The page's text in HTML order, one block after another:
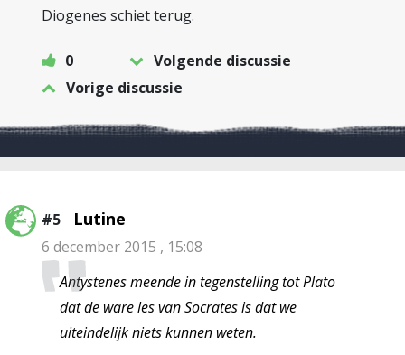
Diogenes schiet terug.
0
Volgende discussie
Vorige discussie
#5 Lutine
6 december 2015 , 15:08
Antystenes meende in tegenstelling tot Plato
dat de ware les van Socrates is dat we
uiteindelijk niets kunnen weten.